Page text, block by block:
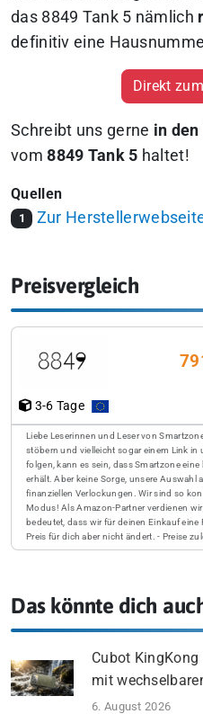
das 8849 Tank 5 nämlich
definitiv eine
Direkt
Schreibt uns gerne in
vom8849 Tank 5 haltet!
Quellen
1 Zur
Preisvergleich
3-6 Tage
Liebe Leserinnen und Leser von
stöbern und vielleicht sogar einem Link in
folgen, kann es sein, dass Smartzone
erhält. Aber keine Sorge, unsere
finanziellen Verlockungen. Wir sind so
Modus! Als Amazon-Partner verdienen
bedeutet, dass wir für deinen Einkauf
Preis für dich aber nicht ändert. - Preise
Das könnte dich
Cubot
mit
6. August 2026